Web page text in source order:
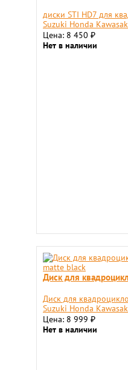
диски STI HD7 для
Suzuki Honda
Цена: 8 450 ₽
Нет в наличии
Диск для
Диск для
Suzuki Honda
Цена: 8 999 ₽
Нет в наличии